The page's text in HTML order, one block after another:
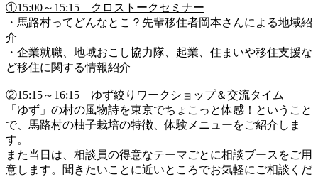
①15:00～15:15 クロストークセミナー
・馬路村ってどんなとこ？先輩移住者岡本さんによる地域紹
介
・企業就職、地域おこし協力隊、起業、住まいや移住支援な
ど移住に関する情報紹介
②15:15～16:15 ゆず絞りワークショップ＆交流タイム
「ゆず」の村の風物詩を東京でちょこっと体感！ということ
で、馬路村の柚子栽培の特徴、体験メニューをご紹介しま
す。
また当日は、相談員の得意なテーマごとに相談ブースをご用
意します。聞きたいことに近いところでお気軽にご相談くだ